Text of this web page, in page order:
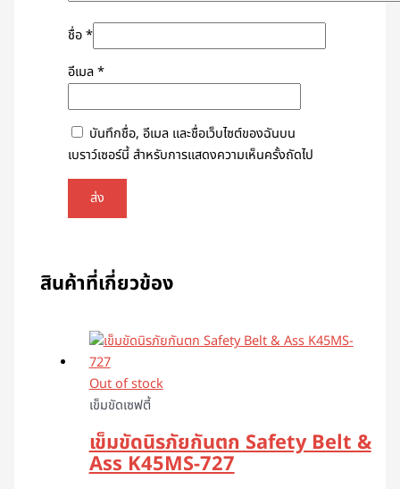
ชื่อ*
อีเมล*
บันทึกชื่อ, อีเมล และชื่อเว็บไซต์ของฉันบน
เบราว์เซอร์นี้ สำหรับการแสดงความเห็นครั้งถัดไป
สินค้าที่เกี่ยวข้อง
Out of stock
เข็มขัดเซฟตี้
เข็มขัดนิรภัยกันตก Safety Belt &
Ass K45MS-727